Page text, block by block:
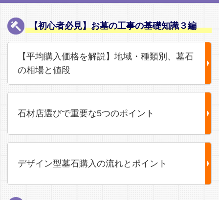
【初心者必見】お墓の工事の基礎知識３編
【平均購入価格を解説】地域・種類別、墓石
の相場と値段
石材店選びで重要な5つのポイント
デザイン型墓石購入の流れとポイント